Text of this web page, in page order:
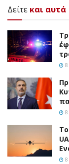
Δείτε και αυτά
8
8
8